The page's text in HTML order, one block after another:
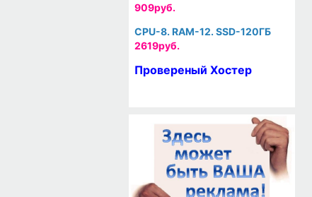
909руб.
CPU-8. RAM-12. SSD-120ГБ
2619руб.
Провереный Хостер